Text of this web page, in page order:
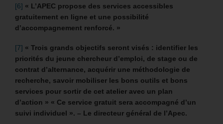
[6] « L’APEC propose des services accessibles
gratuitement en ligne et une possibilité
d’accompagnement renforcé. »
[7] « Trois grands objectifs seront visés : identifier les
priorités du jeune chercheur d’emploi, de stage ou de
contrat d’alternance, acquérir une méthodologie de
recherche, savoir mobiliser les bons outils et bons
services pour sortir de cet atelier avec un plan
d’action » « Ce service gratuit sera accompagné d’un
suivi individuel ». – Le directeur général de l’Apec.